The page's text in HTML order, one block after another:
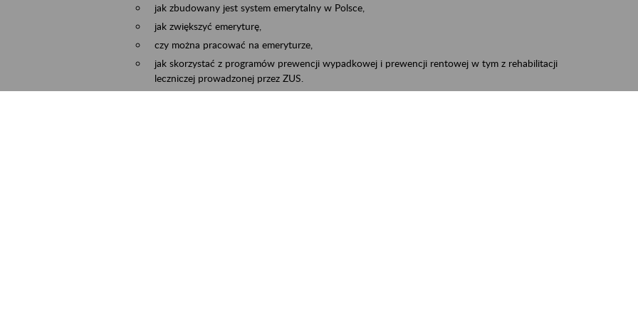
jak zbudowany jest system emerytalny w Polsce,
jak zwiększyć emeryturę,
czy można pracować na emeryturze,
jak skorzystać z programów prewencji wypadkowej i prewencji rentowej w tym z rehabilitacji
leczniczej prowadzonej przez ZUS.